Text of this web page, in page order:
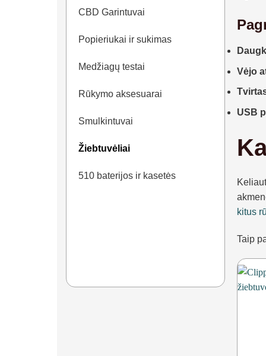
CBD Garintuvai
Popieriukai ir sukimas
Medžiagų testai
Rūkymo aksesuarai
Smulkintuvai
Žiebtuvėliai
510 baterijos ir kasetės
Vėjo
USB
kitus
Taip